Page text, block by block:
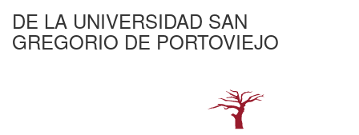
DE LA UNIVERSIDAD SAN
GREGORIO DE PORTOVIEJO